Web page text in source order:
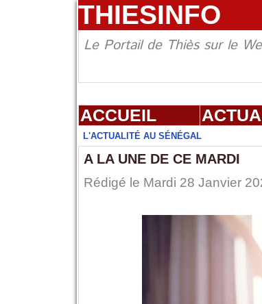
THIESINFO
Le Portail de Thiès sur le
ACCUEIL
L'ACTUALITÉ AU SÉNÉGAL
A LA UNE DE CE MARDI
Rédigé le Mardi 28 Janvier